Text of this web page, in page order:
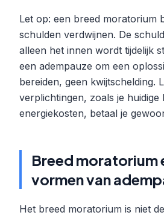
Let op: een breed moratorium
schulden verdwijnen. De
alleen het innen wordt tijdelijk
een adempauze om een
bereiden, geen kwijtschelding.
verplichtingen, zoals je
energiekosten, betaal je
Breed moratorium
vormen van
Het breed moratorium is niet